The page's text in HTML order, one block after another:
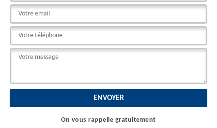
On vous rappelle gratuitement